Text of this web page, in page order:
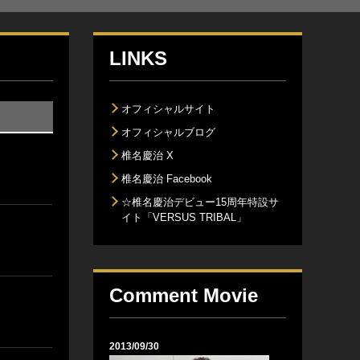
LINKS
オフィシャルサイト
オフィシャルブログ
椎名慶治 X
椎名慶治 Facebook
☆椎名慶治デビュー15周年特設サ
イト「VERSUS TRIBAL」
Comment Movie
2013/09/30